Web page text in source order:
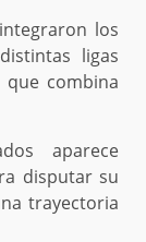
los
ligas
combina
aparece
disputar su
trayectoria